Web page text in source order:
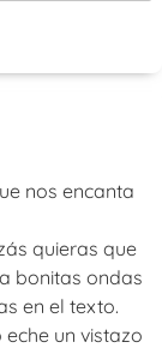
nos encanta
quieras que
bonitas ondas
en el texto.
eche un vistazo